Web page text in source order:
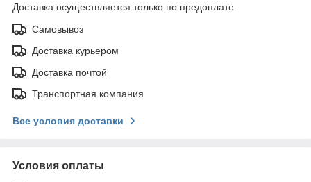
Доставка осуществляется только по предоплате.
Самовывоз
Доставка курьером
Доставка почтой
Транспортная компания
Все условия доставки
Условия оплаты